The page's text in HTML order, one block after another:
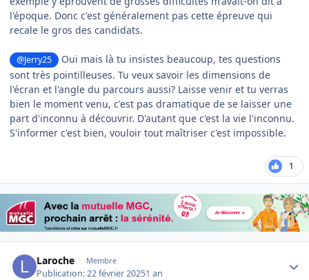
l'époque. Donc c'est généralement pas cette épreuve qui
recale le gros des candidats.
@Jerry25
Oui mais là tu insistes beaucoup, tes questions
sont très pointilleuses. Tu veux savoir les dimensions de
l'écran et l'angle du parcours aussi? Laisse venir et tu verras
bien le moment venu, c'est pas dramatique de se laisser une
part d'inconnu à découvrir. D'autant que c'est la vie l'inconnu.
S'informer c'est bien, vouloir tout maîtriser c'est impossible.
1
Laroche Membre
Publication:22 février 20251 an